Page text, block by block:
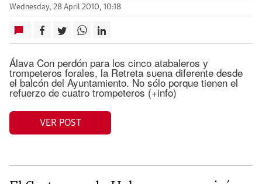
Wednesday, 28 April 2010, 10:18
Álava Con perdón para los cinco atabaleros y
trompeteros forales, la Retreta suena diferente desde
el balcón del Ayuntamiento. No sólo porque tienen el
refuerzo de cuatro trompeteros (+info)
VER POST